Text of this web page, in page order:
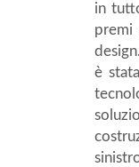
in
premi
è